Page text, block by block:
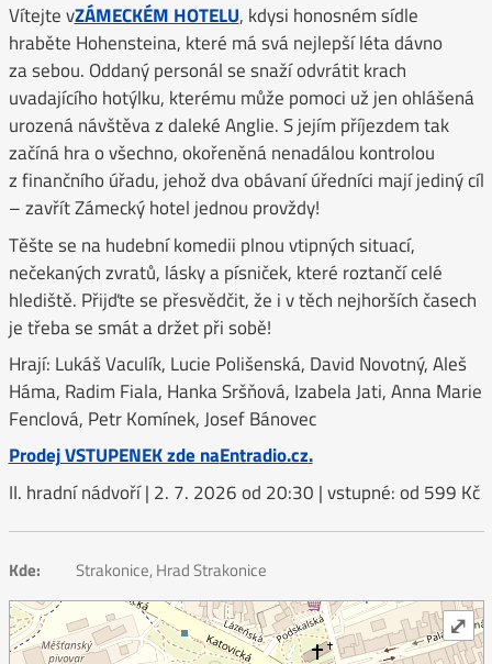
Vítejte vZÁMECKÉM HOTELU, kdysi honosném sídle
hraběte Hohensteina, které má svá nejlepší léta dávno
za sebou. Oddaný personál se snaží odvrátit krach
uvadajícího hotýlku, kterému může pomoci už jen ohlášená
urozená návštěva z daleké Anglie. S jejím příjezdem tak
začíná hra o všechno, okořeněná nenadálou kontrolou
z finančního úřadu, jehož dva obávaní úředníci mají jediný cíl
– zavřít Zámecký hotel jednou provždy!
Těšte se na hudební komedii plnou vtipných situací,
nečekaných zvratů, lásky a písniček, které roztančí celé
hlediště. Přijďte se přesvědčit, že i v těch nejhorších časech
je třeba se smát a držet při sobě!
Hrají: Lukáš Vaculík, Lucie Polišenská, David Novotný, Aleš
Háma, Radim Fiala, Hanka Sršňová, Izabela Jati, Anna Marie
Fenclová, Petr Komínek, Josef Bánovec
Prodej VSTUPENEK zde naEntradio.cz.
II. hradní nádvoří | 2. 7. 2026 od 20:30 | vstupné: od 599 Kč
Kde: Strakonice, Hrad Strakonice
⤢